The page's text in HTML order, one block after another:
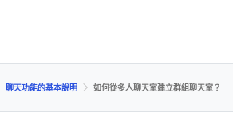
聊天功能的基本說明 如何從多人聊天室建立群組聊天室？